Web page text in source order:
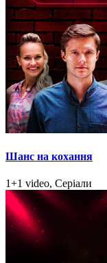
Шанс на кохання
1+1 video, Серіали